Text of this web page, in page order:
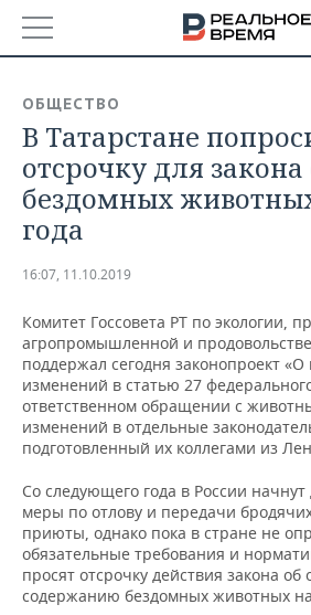
БАШКОРТОСТАН
ТАТАРСТАН
УДМУРТИЯ
НОВОСТИ
АНАЛИТИКА
НОВОСТИ АНАЛИТИКИ
ДЕКЛАРАЦИИ О ДОХОДАХ
КОРОЛИ ГОСЗАКАЗА ПФО
ВУЗЫ ТАТАРСТАНА
КОМУ ПРИНАДЛЕЖАТ
ТОРГОВЫЕ ЦЕНТРЫ
ЭКОНОМИКА
НОВОСТИ ЭКОНОМИКИ
ФИНАНСЫ
БАНКИ
БЮДЖЕТ
ИНВЕСТИЦИИ
ПРОМЫШЛЕННОСТЬ
НОВОСТИ
ПРОМЫШЛЕННОСТИ
АГРОПРОМ
МАШИНОСТРОЕНИЕ
НЕФТЕХИМИЯ
НЕФТЬ
ОПК
НЕДВИЖИМОСТЬ
НОВОСТИ НЕДВИЖИМОСТИ
АВТО
НОВОСТИ АВТО
БИЗНЕС
НОВОСТИ БИЗНЕСА
РОЗНИЧНАЯ ТОРГОВЛЯ
ТРАНСПОРТ
ТЕХНОЛОГИИ
НОВОСТИ ТЕХНОЛОГИЙ
IT
МЕРОПРИЯТИЯ
НОВОСТИ МЕРОПРИЯТИЙ
СПОРТ
ОБЩЕСТВО
В Татарстане
отсрочку для закона
бездомных
года
16:07, 11.10.2019
Комитет Госсовета РТ по экологии,
агропромышленной и
поддержал сегодня законопроект «О
изменений в статью 27
ответственном обращении с
изменений в отдельные
подготовленный их коллегами из
Со следующего года в России
меры по отлову и передачи
приюты, однако пока в стране не
обязательные требования и
просят отсрочку действия закона об
содержанию бездомных животных на